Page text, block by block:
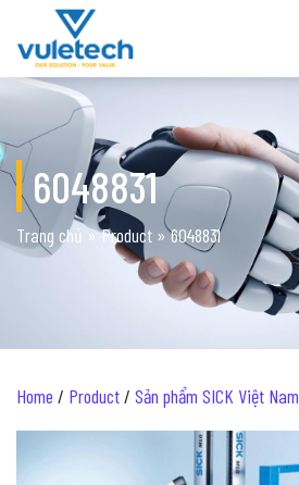
6048831
Trang chủ »Product »6048831
Home / Product/ Sản phẩm SICK Việt Nam